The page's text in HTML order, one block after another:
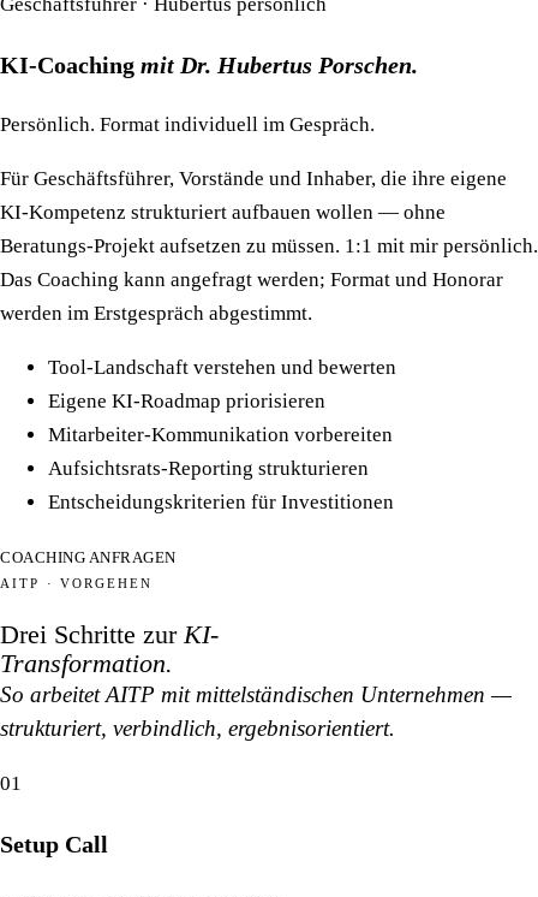
KI-Coaching mit Dr. Hubertus Porschen.
Persönlich. Format individuell im Gespräch.
Für Geschäftsführer, Vorstände und Inhaber, die ihre eigene
KI-Kompetenz strukturiert aufbauen wollen — ohne
Beratungs-Projekt aufsetzen zu müssen. 1:1 mit mir persönlich.
Das Coaching kann angefragt werden; Format und Honorar
werden im Erstgespräch abgestimmt.
Tool-Landschaft verstehen und bewerten
Eigene KI-Roadmap priorisieren
Mitarbeiter-Kommunikation vorbereiten
Aufsichtsrats-Reporting strukturieren
Entscheidungskriterien für Investitionen
COACHING ANFRAGEN
AITP · VORGEHEN
Drei Schritte zurKI-
Transformation.
So arbeitet AITP mit mittelständischen Unternehmen —
strukturiert, verbindlich, ergebnisorientiert.
01
Setup Call